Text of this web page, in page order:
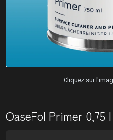
Cliquez sur
OaseFol Primer 0,75 l